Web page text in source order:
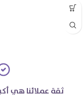
ثقة عملائنا هي